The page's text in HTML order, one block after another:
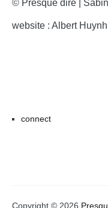
© Presque dire |
website : Albert Huynh
connect
Copyright © 2026